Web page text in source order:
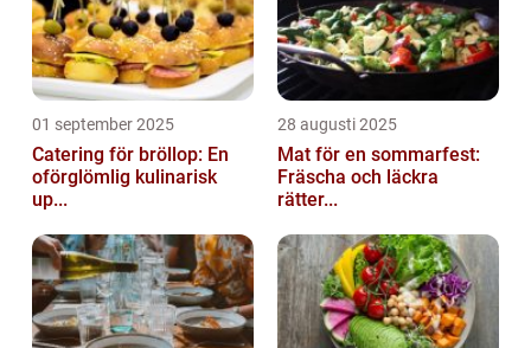
01 september 2025
Catering för bröllop: En
oförglömlig kulinarisk
up...
28 augusti 2025
Mat för en sommarfest:
Fräscha och läckra
rätter...